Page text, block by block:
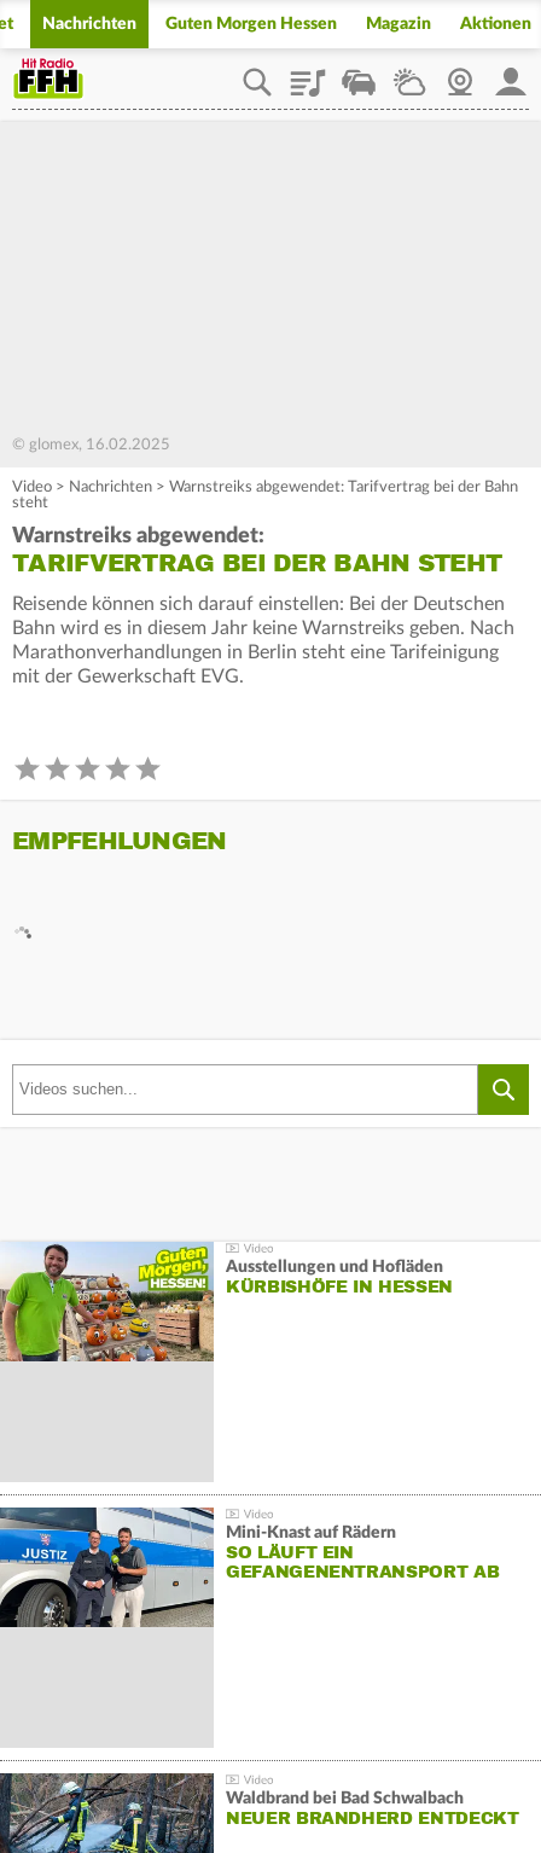
Nachrichten Guten Morgen Hessen Magazin Aktionen
PlaylistStaupilotWetterWebcam
© glomex, 16.02.2025
Video > Nachrichten > Warnstreiks abgewendet: Tarifvertrag bei der Bahn
steht
Warnstreiks abgewendet:
TARIFVERTRAG BEI DER BAHN STEHT
Reisende können sich darauf einstellen: Bei der Deutschen
Bahn wird es in diesem Jahr keine Warnstreiks geben. Nach
Marathonverhandlungen in Berlin steht eine Tarifeinigung
mit der Gewerkschaft EVG.
EMPFEHLUNGEN
Ausstellungen und Hofläden
KÜRBISHÖFE IN HESSEN
Mini-Knast auf Rädern
SO LÄUFT EIN
GEFANGENENTRANSPORT AB
Waldbrand bei Bad Schwalbach
NEUER BRANDHERD ENTDECKT